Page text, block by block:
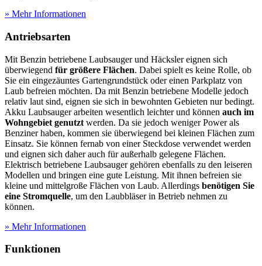
» Mehr Informationen
Antriebsarten
Mit Benzin betriebene Laubsauger und Häcksler eignen sich
überwiegend für größere Flächen. Dabei spielt es keine Rolle, ob
Sie ein eingezäuntes Gartengrundstück oder einen Parkplatz von
Laub befreien möchten. Da mit Benzin betriebene Modelle jedoch
relativ laut sind, eignen sie sich in bewohnten Gebieten nur bedingt.
Akku Laubsauger arbeiten wesentlich leichter und können auch im
Wohngebiet genutzt werden. Da sie jedoch weniger Power als
Benziner haben, kommen sie überwiegend bei kleinen Flächen zum
Einsatz. Sie können fernab von einer Steckdose verwendet werden
und eignen sich daher auch für außerhalb gelegene Flächen.
Elektrisch betriebene Laubsauger gehören ebenfalls zu den leiseren
Modellen und bringen eine gute Leistung. Mit ihnen befreien sie
kleine und mittelgroße Flächen von Laub. Allerdings benötigen Sie
eine Stromquelle, um den Laubbläser in Betrieb nehmen zu
können.
» Mehr Informationen
Funktionen